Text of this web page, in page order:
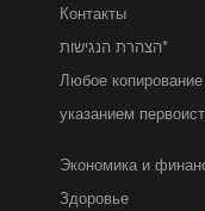
Контакты
הצהרת הנגישות*
Любое
указанием
Экономика и
Здоровье